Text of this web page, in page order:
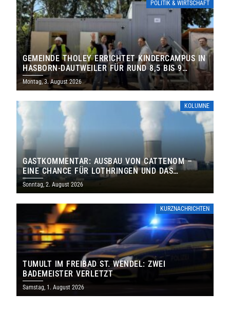
POLITIK & WIRTSCHAFT
GEMEINDE THOLEY ERRICHTET KINDERCAMPUS IN
HASBORN-DAUTWEILER FÜR RUND 8,5 BIS 9
MILLIONEN EURO
Montag, 3. August 2026
KOLUMNE
GASTKOMMENTAR: AUSBAU VON CATTENOM –
EINE CHANCE FÜR LOTHRINGEN UND DAS
SAARLAND
Sonntag, 2. August 2026
KURZNACHRICHTEN
TUMULT IM FREIBAD ST. WENDEL: ZWEI
BADEMEISTER VERLETZT
Samstag, 1. August 2026